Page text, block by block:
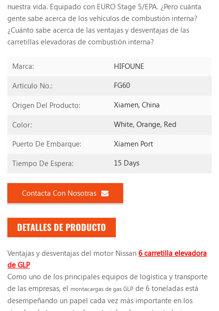
nuestra vida. Equipado con EURO Stage 5/EPA. ¿Pero cuánta
gente sabe acerca de los vehículos de combustión interna?
¿Cuánto sabe acerca de las ventajas y desventajas de las
carretillas elevadoras de combustión interna?
Marca: HIFOUNE
Artículo No.: FG60
Origen Del Producto: Xiamen, China
Color: White, Orange, Red
Puerto De Embarque: Xiamen Port
Tiempo De Espera: 15 Days
Contacta Con Nosotras
DETALLES DE PRODUCTO
Ventajas y desventajas del motor Nissan 6 carretilla elevadora
de GLP
Como uno de los principales equipos de logística y transporte
de las empresas, el montacargas de gas GLP de 6 toneladas está
desempeñando un papel cada vez más importante en los